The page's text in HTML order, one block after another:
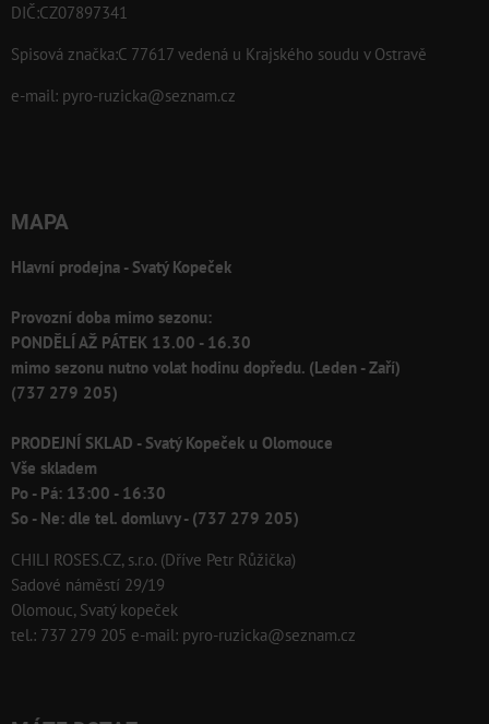
DIČ:CZ07897341
Spisová značka:C 77617 vedená u Krajského soudu v Ostravě
e-mail: pyro-ruzicka@seznam.cz
MAPA
Hlavní prodejna - Svatý Kopeček
Provozní doba mimo sezonu:
PONDĚLÍ AŽ PÁTEK 13.00 - 16.30
mimo sezonu nutno volat hodinu dopředu. (Leden - Zaří)
(737 279 205)
PRODEJNÍ SKLAD - Svatý Kopeček u Olomouce
Vše skladem
Po - Pá: 13:00 - 16:30
So - Ne: dle tel. domluvy - (737 279 205)
CHILI ROSES.CZ, s.r.o. (Dříve Petr Růžička)
Sadové náměstí 29/19
Olomouc, Svatý kopeček
tel.: 737 279 205 e-mail: pyro-ruzicka@seznam.cz